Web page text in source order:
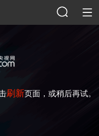
刷新页面，或稍后再试。